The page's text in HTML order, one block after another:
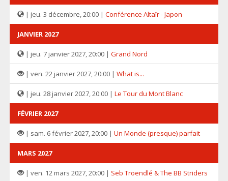
| jeu. 3 décembre, 20:00 | Conférence Altaïr - Japon
JANVIER 2027
| jeu. 7 janvier 2027, 20:00 | Grand Nord
| ven. 22 janvier 2027, 20:00 | What is...
| jeu. 28 janvier 2027, 20:00 | Le Tour du Mont Blanc
FÉVRIER 2027
| sam. 6 février 2027, 20:00 | Un Monde (presque) parfait
MARS 2027
| ven. 12 mars 2027, 20:00 | Seb Troendlé & The BB Striders